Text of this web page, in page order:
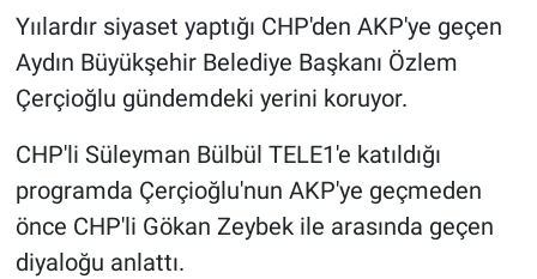
Yıılardır siyaset yaptığı CHP'den AKP'ye geçen
Aydın Büyükşehir Belediye Başkanı Özlem
Çerçioğlu gündemdeki yerini koruyor.
CHP'li Süleyman Bülbül TELE1'e katıldığı
programda Çerçioğlu'nun AKP'ye geçmeden
önce CHP'li Gökan Zeybek ile arasında geçen
diyaloğu anlattı.
Gün Ortası
Gündem Özel
Haber
İlan